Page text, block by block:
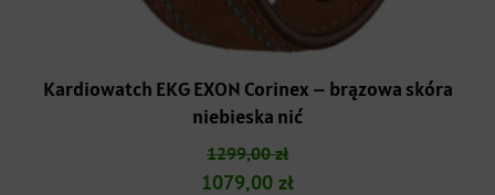
Kardiowatch EKG EXON Corinex – brązowa skóra
niebieska nić
1299,00zł
Pierwotna
1079,00 złAktualna